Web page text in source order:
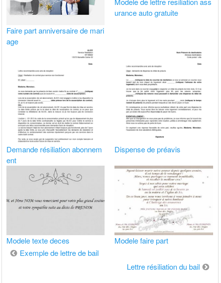
Faire part anniversaire de mari
age
urance auto gratuite
Demande résiliation abonnem
ent
Dispense de préavis
Modele texte deces Modele faire part
Navigation
Exemple de lettre de bail
Lettre résiliation du bail